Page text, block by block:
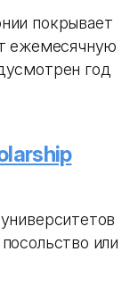
покрывает
ежемесячную
год
или